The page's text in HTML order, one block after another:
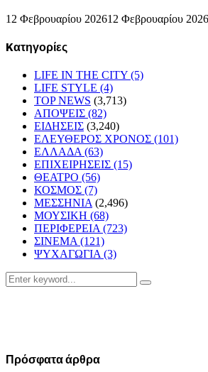
12 Φεβρουαρίου 202612 Φεβρουαρίου 2026
Kατηγορίες
LIFE IN THE CITY (5)
LIFE STYLE (4)
TOP NEWS (3,713)
ΑΠΟΨΕΙΣ (82)
ΕΙΔΗΣΕΙΣ (3,240)
ΕΛΕΥΘΕΡΟΣ ΧΡΟΝΟΣ (101)
ΕΛΛΑΔΑ (63)
ΕΠΙΧΕΙΡΗΣΕΙΣ (15)
ΘΕΑΤΡΟ (56)
ΚΟΣΜΟΣ (7)
ΜΕΣΣΗΝΙΑ (2,496)
ΜΟΥΣΙΚΗ (68)
ΠΕΡΙΦΕΡΕΙΑ (723)
ΣΙΝΕΜΑ (121)
ΨΥΧΑΓΩΓΙΑ (3)
Search
for:
Search
Πρόσφατα άρθρα